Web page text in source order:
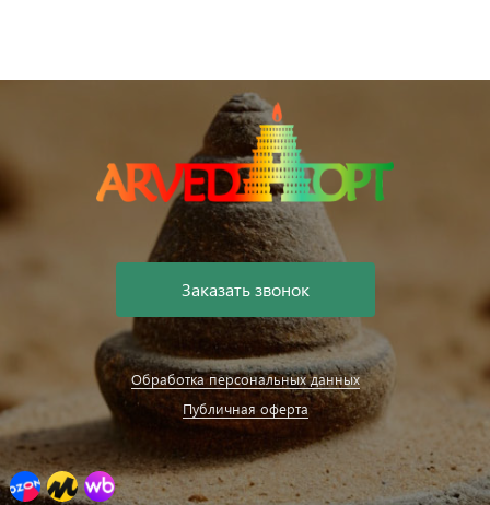
Заказать звонок
Обработка персональных данных
Публичная оферта